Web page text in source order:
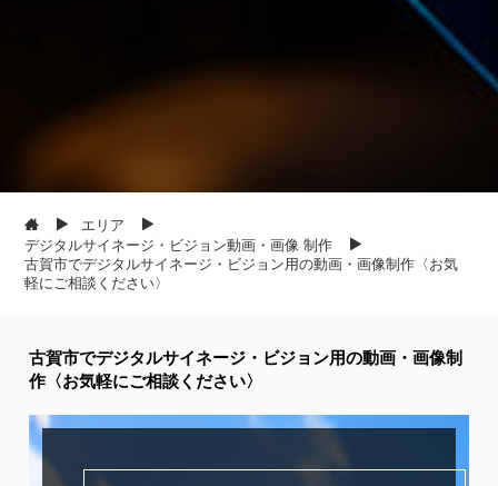
エリア
デジタルサイネージ・ビジョン動画・画像 制作
古賀市でデジタルサイネージ・ビジョン用の動画・画像制作〈お気
軽にご相談ください〉
古賀市でデジタルサイネージ・ビジョン用の動画・画像制
作〈お気軽にご相談ください〉